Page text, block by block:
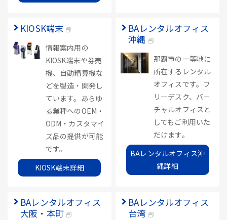
KIOSK端末
情報案内用の
KIOSK端末や券売
機、自動精算機な
どを製造・開発し
ています。あらゆ
る業種へのOEM・
ODM・カスタマイ
ズ品の提供が可能
です。
KIOSK端末詳細
BAレンタルオフィス
沖縄
那覇市の一等地に
所在するレンタル
オフィスです。フ
リーデスク、バー
チャルオフィスと
してもご利用いた
だけます。
BAレンタルオフィス沖
縄詳細
BAレンタルオフィス
大阪・本町
BAレンタルオフィス
台湾